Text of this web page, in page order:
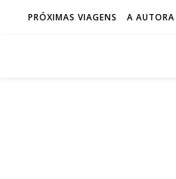
PRÓXIMAS VIAGENS A AUTORA